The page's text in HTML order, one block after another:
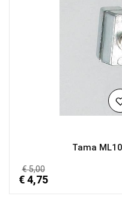
Tama
€ 5,00
€ 4,75